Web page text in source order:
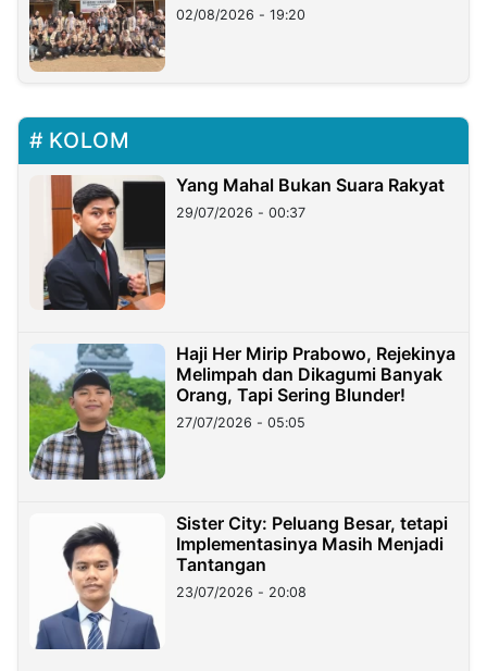
02/08/2026 - 19:20
KOLOM
Yang Mahal Bukan Suara Rakyat
29/07/2026 - 00:37
Haji Her Mirip Prabowo, Rejekinya
Melimpah dan Dikagumi Banyak
Orang, Tapi Sering Blunder!
27/07/2026 - 05:05
Sister City: Peluang Besar, tetapi
Implementasinya Masih Menjadi
Tantangan
23/07/2026 - 20:08